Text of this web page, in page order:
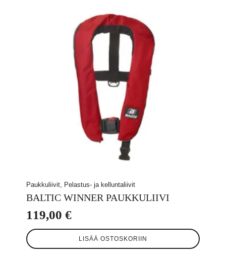
Paukkuliivit, Pelastus- ja kelluntaliivit
BALTIC WINNER PAUKKULIIVI
119,00 €
LISÄÄ OSTOSKORIIN